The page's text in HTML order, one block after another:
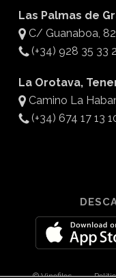
Las Palmas de
C/ Guanaboa, 82
(+34) 928 35 33
La Orotava,
Camino La
(+34) 674 17 13
© Vinofilos